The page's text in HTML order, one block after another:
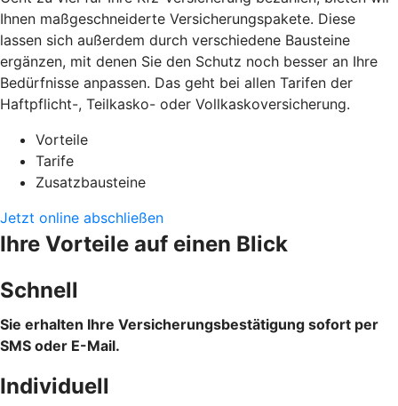
Ihnen maßgeschneiderte Versicherungspakete. Diese
lassen sich außerdem durch verschiedene Bausteine
ergänzen, mit denen Sie den Schutz noch besser an Ihre
Bedürfnisse anpassen. Das geht bei allen Tarifen der
Haftpflicht-, Teilkasko- oder Vollkaskoversicherung.
Vorteile
Tarife
Zusatzbausteine
Jetzt online abschließen
Ihre Vorteile auf einen Blick
Schnell
Sie erhalten Ihre Versicherungsbestätigung sofort per
SMS oder E-Mail.
Individuell